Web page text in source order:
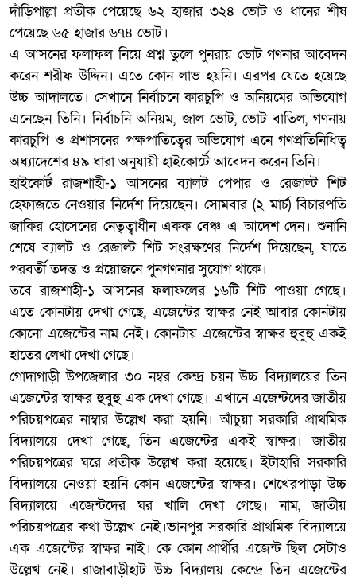
দাঁড়িপাল্লা প্রতীক পেয়েছে ৬২ হাজার ৩২৪ ভোট ও ধানের শীষ
পেয়েছে ৬৫ হাজার ৬৭৪ ভোট।
এ আসনের ফলাফল নিয়ে প্রশ্ন তুলে পুনরায় ভোট গণনার আবেদন
করেন শরীফ উদ্দিন। এতে কোন লাভ হয়নি। এরপর যেতে হয়েছে
উচ্চ আদালতে। সেখানে নির্বাচনে কারচুপি ও অনিয়মের অভিযোগ
এনেছেন তিনি। নির্বাচনি অনিয়ম, জাল ভোট, ভোট বাতিল, গণনায়
কারচুপি ও প্রশাসনের পক্ষপাতিত্বের অভিযোগ এনে গণপ্রতিনিধিত্ব
অধ্যাদেশের ৪৯ ধারা অনুযায়ী হাইকোর্টে আবেদন করেন তিনি।
হাইকোর্ট রাজশাহী-১ আসনের ব্যালট পেপার ও রেজাল্ট শিট
হেফাজতে নেওয়ার নির্দেশ দিয়েছেন। সোমবার (২ মার্চ) বিচারপতি
জাকির হোসেনের নেতৃত্বাধীন একক বেঞ্চ এ আদেশ দেন। শুনানি
শেষে ব্যালট ও রেজাল্ট শিট সংরক্ষণের নির্দেশ দিয়েছেন, যাতে
পরবর্তী তদন্ত ও প্রয়োজনে পুনগণনার সুযোগ থাকে।
তবে রাজশাহী-১ আসনের ফলাফলের ১৬টি শিট পাওয়া গেছে।
এতে কোনটায় দেখা গেছে, এজেন্টের স্বাক্ষর নেই আবার কোনটায়
কোনো এজেন্টের নাম নেই। কোনটায় এজেন্টের স্বাক্ষর হুবুহু একই
হাতের লেখা দেখা গেছে।
গোদাগাড়ী উপজেলার ৩০ নম্বর কেন্দ্র চয়ন উচ্চ বিদ্যালয়ের তিন
এজেন্টের স্বাক্ষর হুবুহু এক দেখা গেছে। এখানে এজেন্টদের জাতীয়
পরিচয়পত্রের নাম্বার উল্লেখ করা হয়নি। আঁচুয়া সরকারি প্রাথমিক
বিদ্যালয়ে দেখা গেছে, তিন এজেন্টের একই স্বাক্ষর। জাতীয়
পরিচয়পত্রের ঘরে প্রতীক উল্লেখ করা হয়েছে। ইটাহারি সরকারি
বিদ্যালয়ে নেওয়া হয়নি কোন এজেন্টের স্বাক্ষর। শেখেরপাড়া উচ্চ
বিদ্যালয়ে এজেন্টদের ঘর খালি দেখা গেছে। নাম, জাতীয়
পরিচয়পত্রের কথা উল্লেখ নেই।ভানপুর সরকারি প্রাথমিক বিদ্যালয়ে
এক এজেন্টের স্বাক্ষর নাই। কে কোন প্রার্থীর এজেন্ট ছিল সেটাও
উল্লেখ নেই। রাজাবাড়ীহাট উচ্চ বিদ্যালয় কেন্দ্রে তিন এজেন্টের